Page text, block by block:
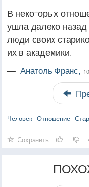
В некоторых
ушла далеко
люди своих
их в академики.
— Анатоль Франс,
Человек Отношение
Сохранить